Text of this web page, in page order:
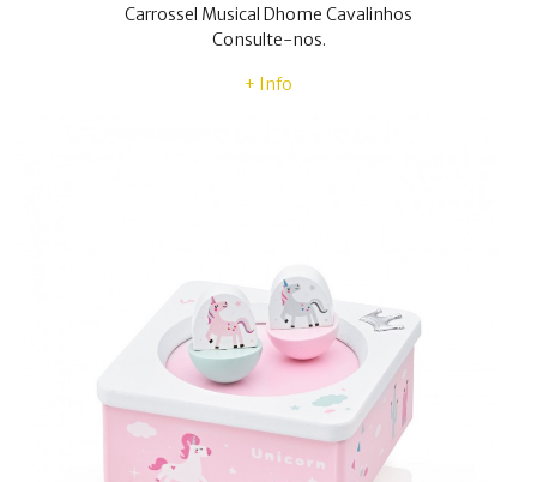
Carrossel Musical Dhome Cavalinhos
Consulte-nos.
+ Info